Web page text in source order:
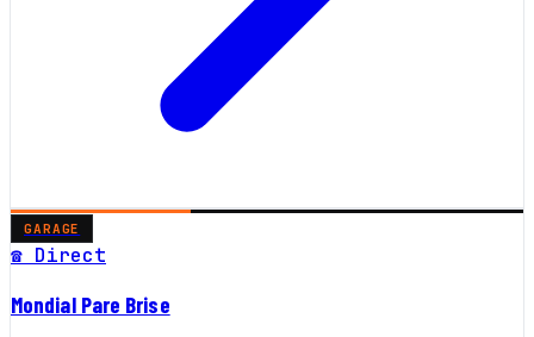
GARAGE
☎ Direct
Mondial Pare Brise